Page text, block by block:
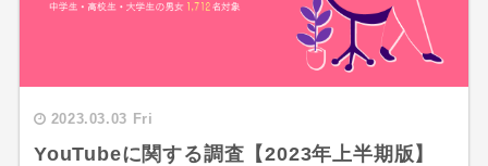
2023.03.03 Fri
YouTubeに関する調査【2023年上半期版】